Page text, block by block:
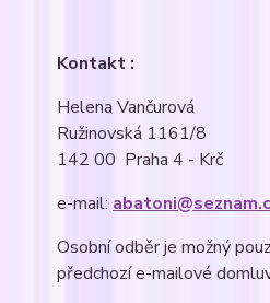
Kontakt :
Helena Vančurová
Ružinovská 1161/8
142 00 Praha 4 - Krč
e-mail:
Osobní odběr je možný
předchozí e-mailové